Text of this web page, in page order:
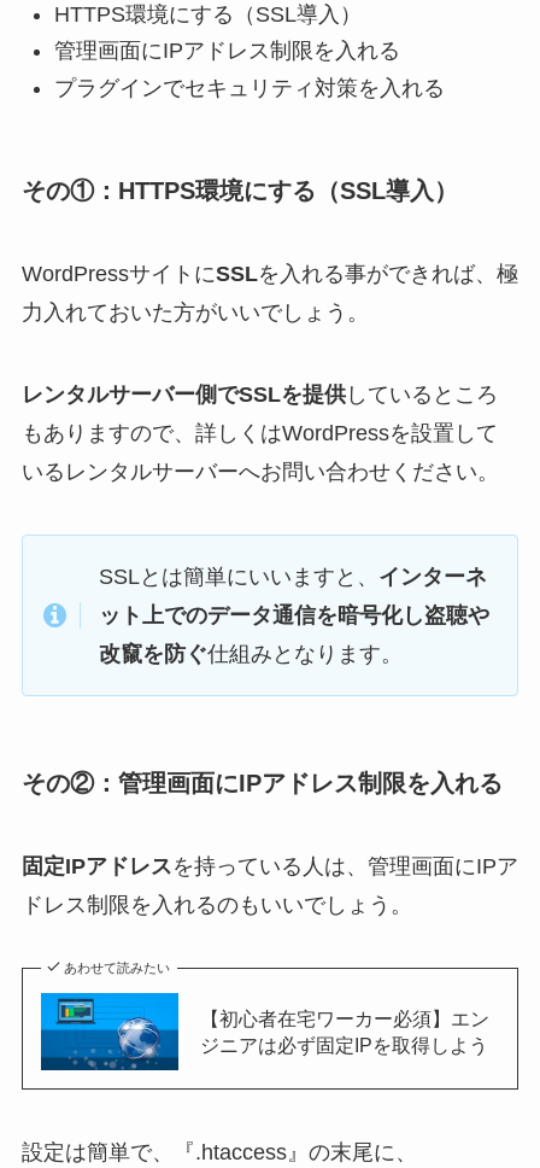
HTTPS環境にする（SSL導入）
管理画面にIPアドレス制限を入れる
プラグインでセキュリティ対策を入れる
その①：HTTPS環境にする（SSL導入）
WordPressサイトにSSLを入れる事ができれば、極
力入れておいた方がいいでしょう。
レンタルサーバー側でSSLを提供しているところ
もありますので、詳しくはWordPressを設置して
いるレンタルサーバーへお問い合わせください。
SSLとは簡単にいいますと、 インターネ
ット上でのデータ通信を暗号化し盗聴や
改竄を防ぐ仕組みとなります。
その②：管理画面にIPアドレス制限を入れる
固定IPアドレスを持っている人は、管理画面にIPア
ドレス制限を入れるのもいいでしょう。
あわせて読みたい
【初心者在宅ワーカー必須】エン
ジニアは必ず固定IPを取得しよう
設定は簡単で、『.htaccess』の末尾に、